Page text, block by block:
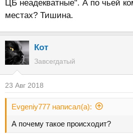
ЦБ неадекватные". А по чьей
местах? Тишина.
Кот
Завсегдатый
23 Авг 2018
Evgeniy777 написал(а):
А почему такое происходит?